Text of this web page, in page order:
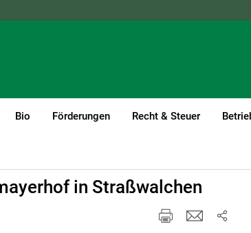
Bio Förderungen Recht & Steuer
in Straßwalchen